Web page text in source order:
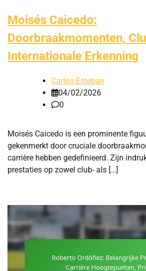
Moisés Caicedo:
Doorbraakmomenten,
Internationale Erkenning
Carlos Esteban
04/02/2026
0
Moisés Caicedo is een prominente
gekenmerkt door cruciale
carrière hebben gedefinieerd. Zijn
prestaties op zowel club- als […]